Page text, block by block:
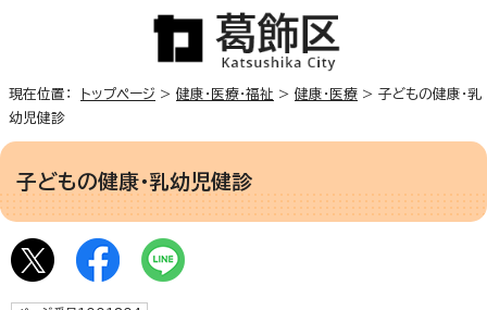
現在位置： トップページ > 健康・医療・福祉 > 健康・医療 > 子どもの健康・乳
幼児健診
子どもの健康・乳幼児健診